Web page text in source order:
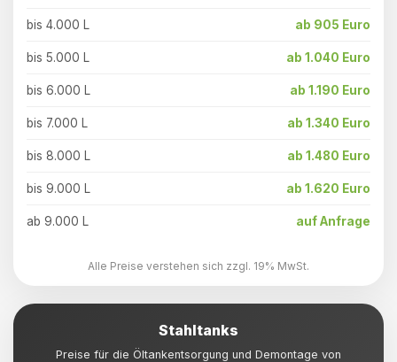
bis 4.000 L ab 905 Euro
bis 5.000 L ab 1.040 Euro
bis 6.000 L ab 1.190 Euro
bis 7.000 L ab 1.340 Euro
bis 8.000 L ab 1.480 Euro
bis 9.000 L ab 1.620 Euro
ab 9.000 L auf Anfrage
Alle Preise verstehen sich zzgl. 19% MwSt.
Stahltanks
Preise für die Öltankentsorgung und Demontage von